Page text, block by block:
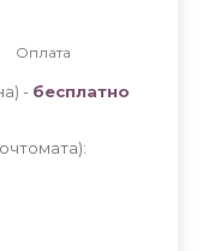
Оплата
- бесплатно